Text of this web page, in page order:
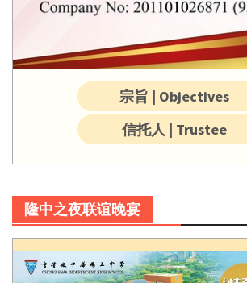
宗旨 | Objectives
信托人 | Trustee
隆中之夜联谊晚宴